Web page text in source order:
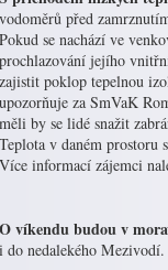
vodoměrů před
Pokud se nachází ve
prochlazování jejího
zajistit poklop tepelnou
upozorňuje za SmVaK
měli by se lidé snažit
Teplota v daném prostoru
Více informací zájemci
O víkendu budou v
i do nedalekého